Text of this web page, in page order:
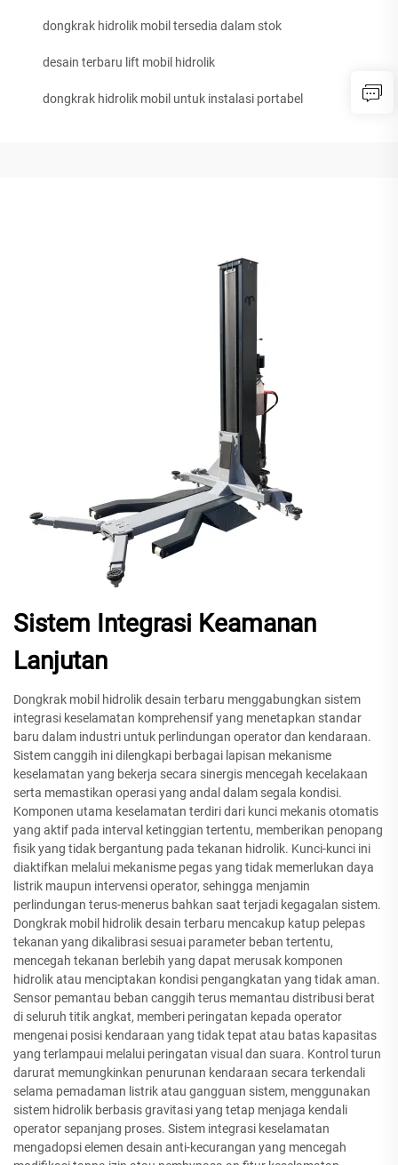
dongkrak hidrolik mobil tersedia dalam stok
desain terbaru lift mobil hidrolik
dongkrak hidrolik mobil untuk instalasi portabel
Sistem Integrasi Keamanan
Lanjutan
Dongkrak mobil hidrolik desain terbaru menggabungkan sistem
integrasi keselamatan komprehensif yang menetapkan standar
baru dalam industri untuk perlindungan operator dan kendaraan.
Sistem canggih ini dilengkapi berbagai lapisan mekanisme
keselamatan yang bekerja secara sinergis mencegah kecelakaan
serta memastikan operasi yang andal dalam segala kondisi.
Komponen utama keselamatan terdiri dari kunci mekanis otomatis
yang aktif pada interval ketinggian tertentu, memberikan penopang
fisik yang tidak bergantung pada tekanan hidrolik. Kunci-kunci ini
diaktifkan melalui mekanisme pegas yang tidak memerlukan daya
listrik maupun intervensi operator, sehingga menjamin
perlindungan terus-menerus bahkan saat terjadi kegagalan sistem.
Dongkrak mobil hidrolik desain terbaru mencakup katup pelepas
tekanan yang dikalibrasi sesuai parameter beban tertentu,
mencegah tekanan berlebih yang dapat merusak komponen
hidrolik atau menciptakan kondisi pengangkatan yang tidak aman.
Sensor pemantau beban canggih terus memantau distribusi berat
di seluruh titik angkat, memberi peringatan kepada operator
mengenai posisi kendaraan yang tidak tepat atau batas kapasitas
yang terlampaui melalui peringatan visual dan suara. Kontrol turun
darurat memungkinkan penurunan kendaraan secara terkendali
selama pemadaman listrik atau gangguan sistem, menggunakan
sistem hidrolik berbasis gravitasi yang tetap menjaga kendali
operator sepanjang proses. Sistem integrasi keselamatan
mengadopsi elemen desain anti-kecurangan yang mencegah